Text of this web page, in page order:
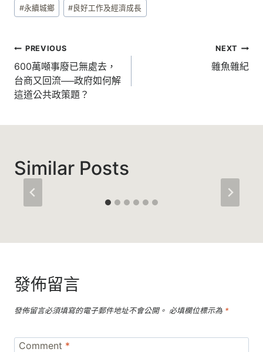
#永續城鄉 # 良好工作及經濟成長
文
章
導
PREVIOUS
600萬噸事廢已無處去，
台商又回流──政府如何解
這道公共政策題？
NEXT
雜魚雜紀
Similar Posts
發佈留言
發佈留言必須填寫的電子郵件地址不會公開。 必填欄位標示為 *
Comment *